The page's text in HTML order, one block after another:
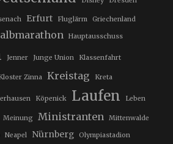
Erfurt Fluglärm Griechenland
Hauptausschuss
Jenner Junge Union Klassenfahrt
Zinna Kreistag Kreta
Köpenick Laufen Leben
Meinung Ministranten Mittenwalde
Neapel Nürnberg Olympiastadion